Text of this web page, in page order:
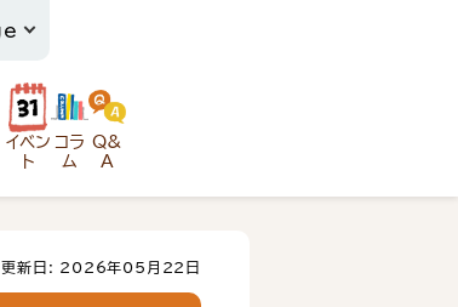
イベン
ト
コラ
ム
Q&
A
更新日: 2026年05月22日